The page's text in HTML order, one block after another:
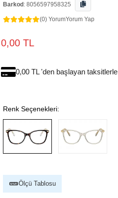
Barkod : 8056597958325
(0) YorumYorum Yap
0,00 TL
0,00 TL 'den başlayan taksitlerle
Renk Seçenekleri:
Ölçü Tablosu